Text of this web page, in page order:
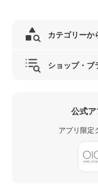
カテゴリーか
ショップ・ブ
公式ア
アプリ限定